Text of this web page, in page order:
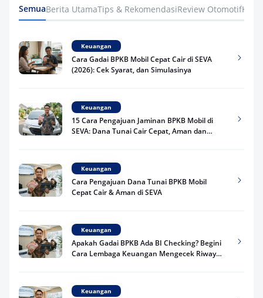
SemuaBerita UtamaTips & RekomendasiReview Otomotif
Keuangan
Cara Gadai BPKB Mobil Cepat Cair di SEVA
(2026): Cek Syarat, dan Simulasinya
Keuangan
15 Cara Pengajuan Jaminan BPKB Mobil di
SEVA: Dana Tunai Cair Cepat, Aman dan
Keuangan
Cara Pengajuan Dana Tunai BPKB Mobil
Cepat Cair & Aman di SEVA
Keuangan
Apakah Gadai BPKB Ada BI Checking? Begini
Cara Lembaga Keuangan Mengecek Riwayat
Keuangan